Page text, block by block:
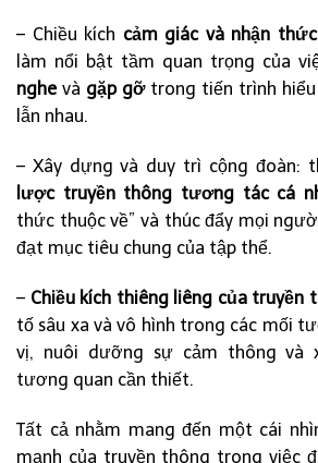
– Chiều kích cảm giác và nhận thức
làm nổi bật tầm quan trọng của
nghevà gặp gỡ trong tiến trình
lẫn nhau.
– Xây dựng và duy trì cộng đoàn:
lược truyền thông tương tác cá
thức thuộc về” và thúc đẩy mọi
đạt mục tiêu chung của tập thể.
– Chiều kích thiêng liêng của truyền
tố sâu xa và vô hình trong các mối
vị, nuôi dưỡng sự cảm thông và
tương quan cần thiết.
Tất cả nhằm mang đến một cái
mạnh của truyền thông trong việc